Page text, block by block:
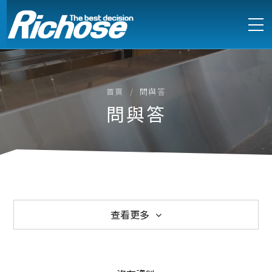
首頁 問與答
問與答
查看更多